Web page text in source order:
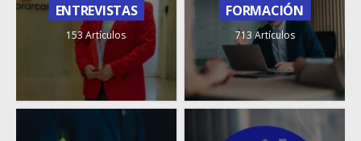
ENTREVISTAS
153 Artículos
FORMACIÓN
713 Artículos